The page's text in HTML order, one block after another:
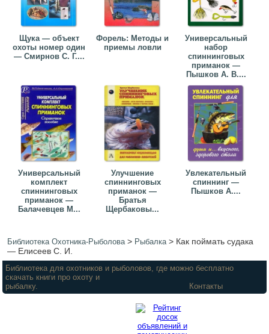
Щука — объект
охоты номер один
— Смирнов С. Г....
Форель: Методы и
приемы ловли
Универсальный
набор
спиннинговых
приманок —
Пышков А. В....
Универсальный
комплект
спиннинговых
приманок —
Балачевцев М...
Улучшение
спиннинговых
приманок —
Братья
Щербаковы...
Увлекательный
спиннинг —
Пышков А....
Библиотека Охотника-Рыболова> Рыбалка> Как поймать судака
— Елисеев С. И.
Библиотека для охотников и рыболовов, где можно бесплатно
скачать книги про охоту и
рыбалку.
Контакты